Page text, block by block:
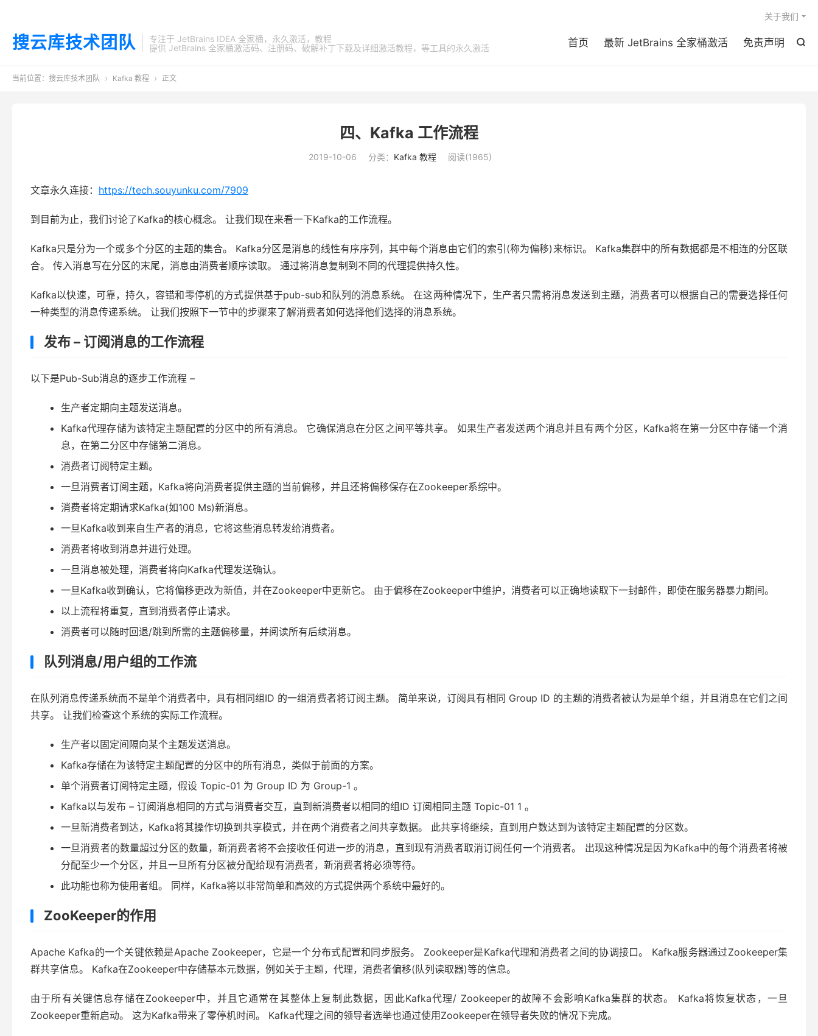
搜云库技术团队
专注于 JetBrains IDEA 全家桶，永久激活，教程
提供 JetBrains 全家桶激活码、注册码、破解补丁下载及详细激活教程，等工具的永久激活

首页 最新 JetBrains 全家桶激活 免责声明
关于我们
当前位置： 搜云库技术团队  Kafka 教程  正文
四、Kafka 工作流程
2019-10-06 分类： Kafka 教程 阅读(1965)
文章永久连接： https://tech.souyunku.com/7909
到目前为止，我们讨论了Kafka的核心概念。 让我们现在来看一下Kafka的工作流程。
Kafka只是分为一个或多个分区的主题的集合。 Kafka分区是消息的线性有序序列，其中每个消息由它们的索引(称为偏移)来标识。 Kafka集群中的所有数据都是不相连的分区联
合。 传入消息写在分区的末尾，消息由消费者顺序读取。 通过将消息复制到不同的代理提供持久性。
Kafka以快速，可靠，持久，容错和零停机的方式提供基于pub-sub和队列的消息系统。 在这两种情况下，生产者只需将消息发送到主题，消费者可以根据自己的需要选择任何
一种类型的消息传递系统。 让我们按照下一节中的步骤来了解消费者如何选择他们选择的消息系统。
发布 – 订阅消息的工作流程
以下是Pub-Sub消息的逐步工作流程 –
生产者定期向主题发送消息。
Kafka代理存储为该特定主题配置的分区中的所有消息。 它确保消息在分区之间平等共享。 如果生产者发送两个消息并且有两个分区，Kafka将在第一分区中存储一个消
息，在第二分区中存储第二消息。
消费者订阅特定主题。
一旦消费者订阅主题，Kafka将向消费者提供主题的当前偏移，并且还将偏移保存在Zookeeper系综中。
消费者将定期请求Kafka(如100 Ms)新消息。
一旦Kafka收到来自生产者的消息，它将这些消息转发给消费者。
消费者将收到消息并进行处理。
一旦消息被处理，消费者将向Kafka代理发送确认。
一旦Kafka收到确认，它将偏移更改为新值，并在Zookeeper中更新它。 由于偏移在Zookeeper中维护，消费者可以正确地读取下一封邮件，即使在服务器暴力期间。
以上流程将重复，直到消费者停止请求。
消费者可以随时回退/跳到所需的主题偏移量，并阅读所有后续消息。
队列消息/用户组的工作流
在队列消息传递系统而不是单个消费者中，具有相同组ID 的一组消费者将订阅主题。 简单来说，订阅具有相同 Group ID 的主题的消费者被认为是单个组，并且消息在它们之间
共享。 让我们检查这个系统的实际工作流程。
生产者以固定间隔向某个主题发送消息。
Kafka存储在为该特定主题配置的分区中的所有消息，类似于前面的方案。
单个消费者订阅特定主题，假设 Topic-01 为 Group ID 为 Group-1 。
Kafka以与发布 – 订阅消息相同的方式与消费者交互，直到新消费者以相同的组ID 订阅相同主题 Topic-01 1 。
一旦新消费者到达，Kafka将其操作切换到共享模式，并在两个消费者之间共享数据。 此共享将继续，直到用户数达到为该特定主题配置的分区数。
一旦消费者的数量超过分区的数量，新消费者将不会接收任何进一步的消息，直到现有消费者取消订阅任何一个消费者。 出现这种情况是因为Kafka中的每个消费者将被
分配至少一个分区，并且一旦所有分区被分配给现有消费者，新消费者将必须等待。
此功能也称为使用者组。 同样，Kafka将以非常简单和高效的方式提供两个系统中最好的。
ZooKeeper的作用
Apache Kafka的一个关键依赖是Apache Zookeeper，它是一个分布式配置和同步服务。 Zookeeper是Kafka代理和消费者之间的协调接口。 Kafka服务器通过Zookeeper集
群共享信息。 Kafka在Zookeeper中存储基本元数据，例如关于主题，代理，消费者偏移(队列读取器)等的信息。
由于所有关键信息存储在Zookeeper中，并且它通常在其整体上复制此数据，因此Kafka代理/ Zookeeper的故障不会影响Kafka集群的状态。 Kafka将恢复状态，一旦
Zookeeper重新启动。 这为Kafka带来了零停机时间。 Kafka代理之间的领导者选举也通过使用Zookeeper在领导者失败的情况下完成。